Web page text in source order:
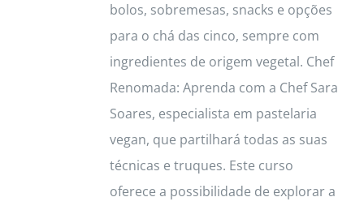
bolos, sobremesas, snacks e opções
para o chá das cinco, sempre com
ingredientes de origem vegetal. Chef
Renomada: Aprenda com a Chef Sara
Soares, especialista em pastelaria
vegan, que partilhará todas as suas
técnicas e truques. Este curso
oferece a possibilidade de explorar a